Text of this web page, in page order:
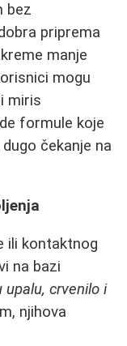
bez
priprema
manje
mogu
miris
formule koje
čekanje na
ili kontaktnog
na bazi
upalu, crvenilo i
njihova